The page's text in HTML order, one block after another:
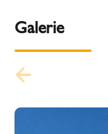
Galerie